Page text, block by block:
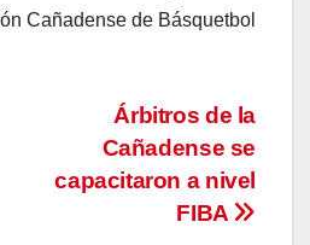
Cañadense de Básquetbol
Árbitros de la
Cañadense se
capacitaron a nivel
FIBA